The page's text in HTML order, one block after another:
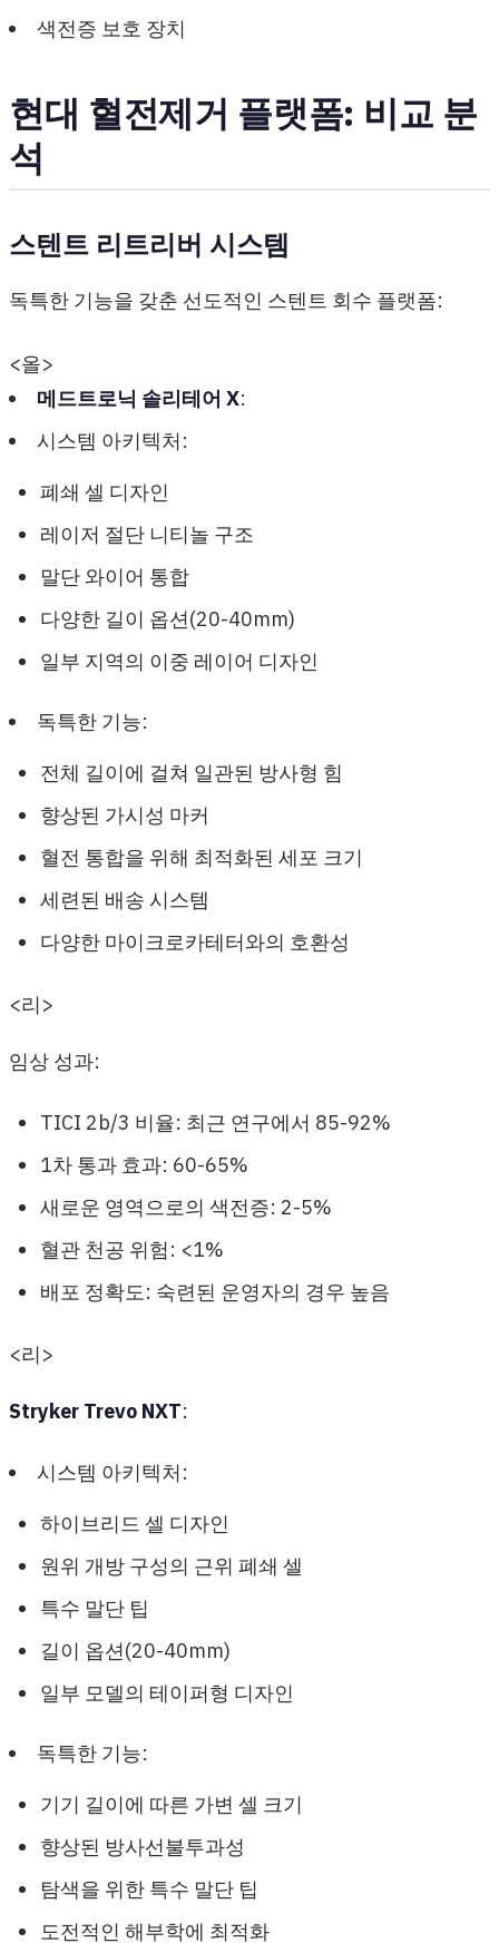
색전증 보호 장치
현대 혈전제거 플랫폼: 비교 분
석
스텐트 리트리버 시스템
독특한 기능을 갖춘 선도적인 스텐트 회수 플랫폼:
<올>
메드트로닉 솔리테어 X:
시스템 아키텍처:
폐쇄 셀 디자인
레이저 절단 니티놀 구조
말단 와이어 통합
다양한 길이 옵션(20-40mm)
일부 지역의 이중 레이어 디자인
독특한 기능:
전체 길이에 걸쳐 일관된 방사형 힘
향상된 가시성 마커
혈전 통합을 위해 최적화된 세포 크기
세련된 배송 시스템
다양한 마이크로카테터와의 호환성
<리>
임상 성과:
TICI 2b/3 비율: 최근 연구에서 85-92%
1차 통과 효과: 60-65%
새로운 영역으로의 색전증: 2-5%
혈관 천공 위험: <1%
배포 정확도: 숙련된 운영자의 경우 높음
<리>
Stryker Trevo NXT:
시스템 아키텍처:
하이브리드 셀 디자인
원위 개방 구성의 근위 폐쇄 셀
특수 말단 팁
길이 옵션(20-40mm)
일부 모델의 테이퍼형 디자인
독특한 기능:
기기 길이에 따른 가변 셀 크기
향상된 방사선불투과성
탐색을 위한 특수 말단 팁
도전적인 해부학에 최적화